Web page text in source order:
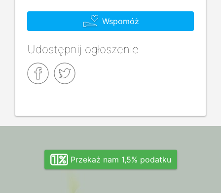
Wspomóż
Udostępnij ogłoszenie
Przekaż nam 1,5% podatku